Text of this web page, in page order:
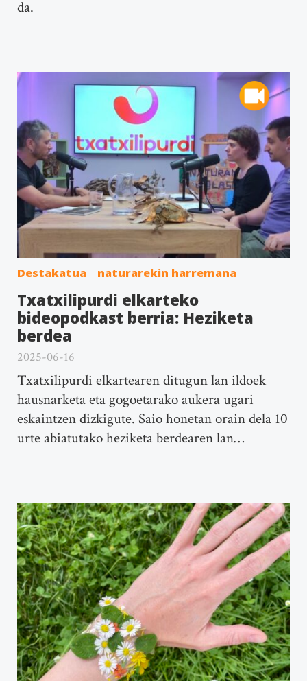
da.
Destakatua naturarekin harremana
Txatxilipurdi elkarteko
bideopodkast berria: Heziketa
berdea
2025-06-16
Txatxilipurdi elkartearen ditugun lan ildoek
hausnarketa eta gogoetarako aukera ugari
eskaintzen dizkigute. Saio honetan orain dela 10
urte abiatutako heziketa berdearen lan…